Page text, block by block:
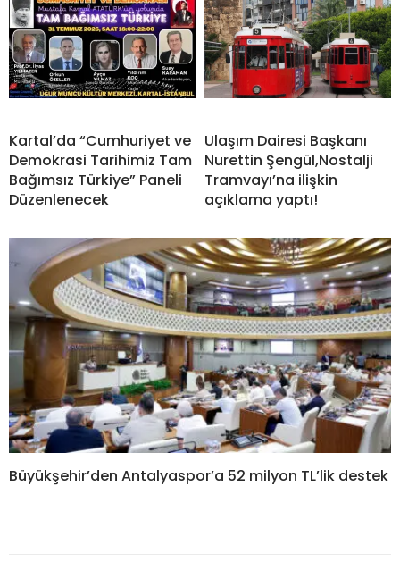
Kartal’da “Cumhuriyet ve
Demokrasi Tarihimiz Tam
Bağımsız Türkiye” Paneli
Düzenlenecek
Ulaşım Dairesi Başkanı
Nurettin Şengül,Nostalji
Tramvayı’na ilişkin
açıklama yaptı!
Büyükşehir’den Antalyaspor’a 52 milyon TL’lik destek